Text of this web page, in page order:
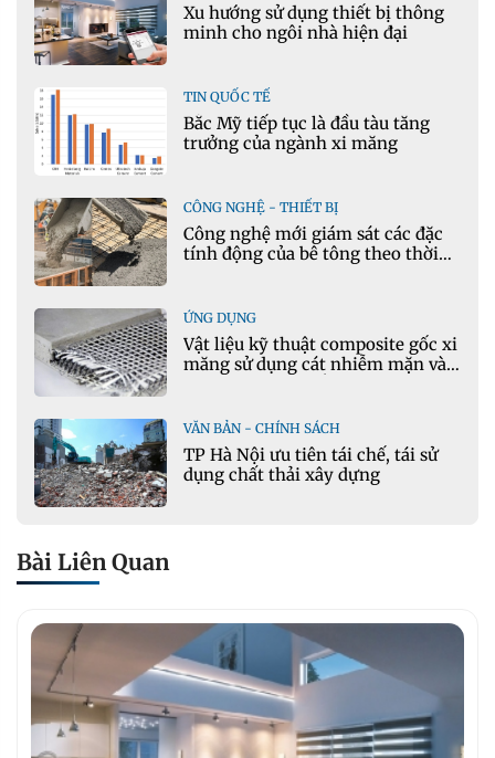
Xu hướng sử dụng thiết bị thông
minh cho ngôi nhà hiện đại
TIN QUỐC TẾ
Bắc Mỹ tiếp tục là đầu tàu tăng
trưởng của ngành xi măng
CÔNG NGHỆ - THIẾT BỊ
Công nghệ mới giám sát các đặc
tính động của bê tông theo thời
ỨNG DỤNG
Vật liệu kỹ thuật composite gốc xi
măng sử dụng cát nhiễm mặn và
VĂN BẢN - CHÍNH SÁCH
TP Hà Nội ưu tiên tái chế, tái sử
dụng chất thải xây dựng
Bài Liên Quan